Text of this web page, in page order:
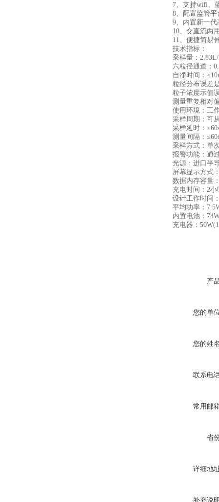
7、支持wifi、蓝
8、配置监管平台
9、内置新一代高
10、交直流两用
11、便捷简易伸
技术指标：
采样量：2.83L/
六粒径通道：0.3
自净时间：
粒径分布误差是
粒子浓度示值误
测量重复相对偏
使用环境：工作
采样周期：可从
采样延时：
测量间隔：
采样方式：单次
报警功能：通过
光源：进口半导
屏幕显示方式：
数据内存容量：
充电时间：2小
设计工作时间：
平均功率：
内置电池：
充电器：
产
您的单
您的姓
联系电
常用邮
省
详细地
补充说